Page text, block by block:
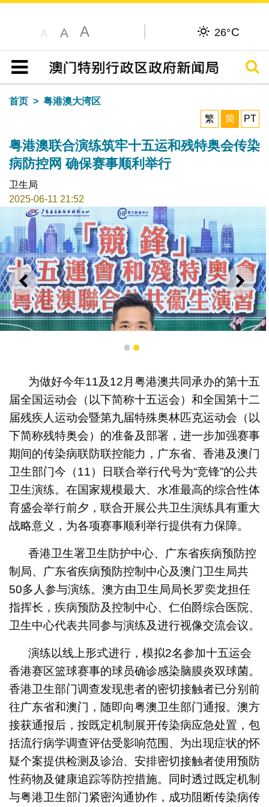
A A A 26°C
目录
搜寻
首页
粤港澳大湾区
繁
简 PT
粤港澳联合演练筑牢十五运和残特奥会传染
病防控网 确保赛事顺利举行
卫生局
2025-06-11 21:52
上一则 下一
卫生局局长罗奕龙担任澳方指挥长
1 2
为做好今年11及12月粤港澳共同承办的第十五
届全国运动会（以下简称十五运会）和全国第十二
届残疾人运动会暨第九届特殊奥林匹克运动会（以
下简称残特奥会）的准备及部署，进一步加强赛事
期间的传染病联防联控能力，广东省、香港及澳门
卫生部门今（11）日联合举行代号为“竞锋”的公共
卫生演练。在国家规模最大、水准最高的综合性体
育盛会举行前夕，联合开展公共卫生演练具有重大
战略意义，为各项赛事顺利举行提供有力保障。
香港卫生署卫生防护中心、广东省疾病预防控
制局、广东省疾病预防控制中心及澳门卫生局共
50多人参与演练。澳方由卫生局局长罗奕龙担任
指挥长，疾病预防及控制中心、仁伯爵综合医院、
卫生中心代表共同参与演练及进行视像交流会议。
演练以线上形式进行，模拟2名参加十五运会
香港赛区篮球赛事的球员确诊感染脑膜炎双球菌。
香港卫生部门调查发现患者的密切接触者已分别前
往广东省和澳门，随即向粤澳卫生部门通报。澳方
接获通报后，按既定机制展开传染病应急处置，包
括流行病学调查评估受影响范围、为出现症状的怀
疑个案提供检测及诊治、安排密切接触者使用预防
性药物及健康追踪等防控措施。同时透过既定机制
与粤港卫生部门紧密沟通协作，成功阻断传染病传